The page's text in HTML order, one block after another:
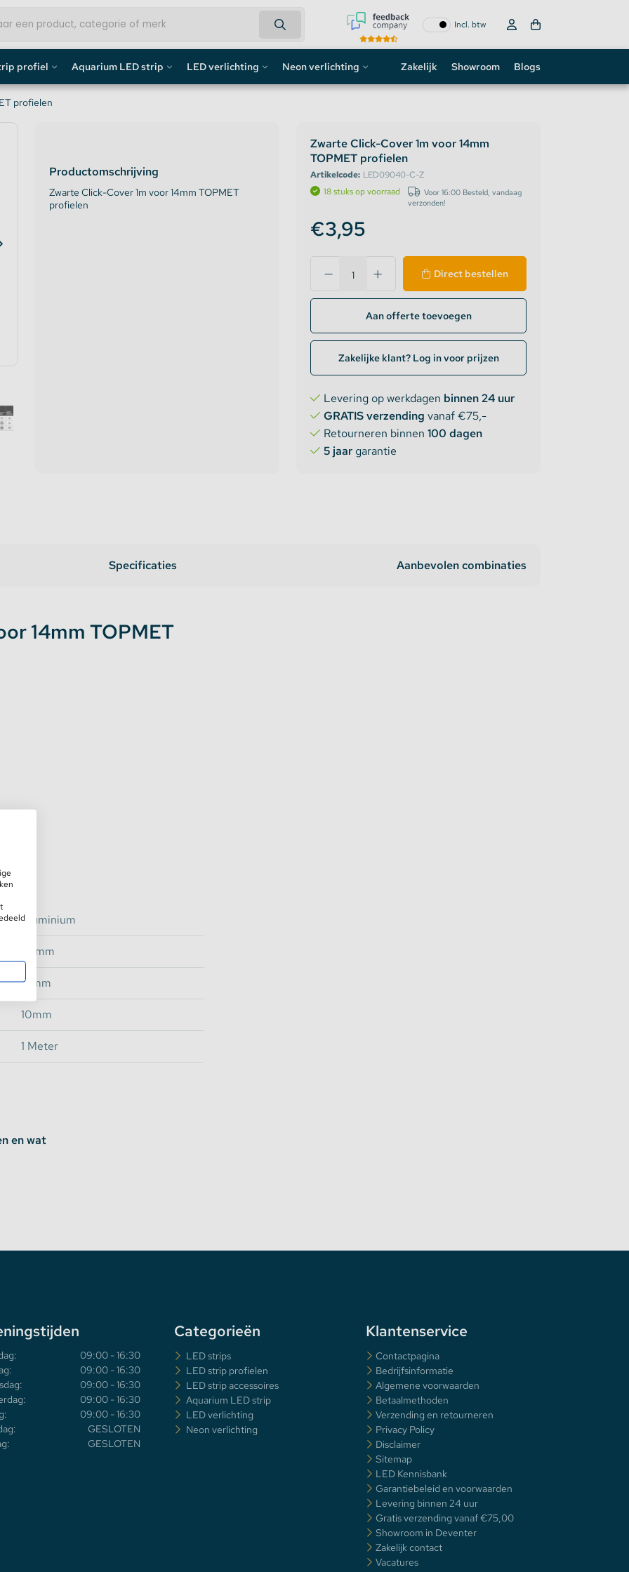
Incl. btw
profiel
/ Gipsplaten Profiel
Lumines
Aquarium LED strip
Aquarium LED Balken
LED verlichting Neon verlichting
Custom neon sign
Neon LED strip
Zakelijk Showroom Blogs
profielen
Productomschrijving
Zwarte Click-Cover 1m voor 14mm TOPMET
profielen
Zwarte Click-Cover 1m voor 14mm
TOPMET profielen
Artikelcode: LED09040-C-Z
18 stuks op voorraad
Voor 16:00 Besteld, vandaag
verzonden!
€3,95
Direct bestellen
Aan offerte toevoegen
Zakelijke klant? Log in voor prijzen
Levering op werkdagen binnen 24 uur
GRATIS verzending vanaf €75,-
Retourneren binnen 100 dagen
5 jaargarantie
Specificaties Aanbevolen combinaties
14mm TOPMET
Aluminium
20mm
16mm
10mm
1 Meter
en wat
09:00 - 16:30
09:00 - 16:30
09:00 - 16:30
09:00 - 16:30
09:00 - 16:30
GESLOTEN
GESLOTEN
Categorieën
LED strips
LED strip profielen
LED strip accessoires
Aquarium LED strip
LED verlichting
Neon verlichting
Klantenservice
Contactpagina
Bedrijfsinformatie
Algemene voorwaarden
Betaalmethoden
Verzending en retourneren
Privacy Policy
Disclaimer
Sitemap
LED Kennisbank
Garantiebeleid en voorwaarden
Levering binnen 24 uur
Gratis verzending vanaf €75,00
Showroom in Deventer
Zakelijk contact
Vacatures